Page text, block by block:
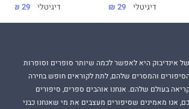
דיגיטלי 29 ₪
דיגיטלי 29 ₪
אינדיבוק היא לאפשר לכמה שיותר סופרים וסופרות
והמסרים שלהם, לתת לקוראים חופש בחירה
בעולם שלהם. אנחנו אוהבים ספרים, סיפורים
אנו מאמינים שסיפורים מעצבים את מי שאנחנו כבני